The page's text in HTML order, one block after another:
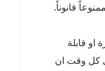
قانوناً.
قابلة
كل وقت ان